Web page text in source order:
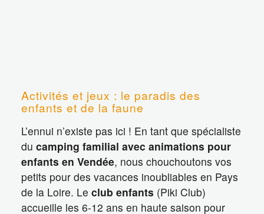
Activités et jeux : le paradis des
enfants et de la faune
L’ennui n’existe pas ici ! En tant que spécialiste
du camping familial avec animations pour
enfants en Vendée, nous chouchoutons vos
petits pour des vacances inoubliables en Pays
de la Loire. Le club enfants (Piki Club)
accueille les 6-12 ans en haute saison pour